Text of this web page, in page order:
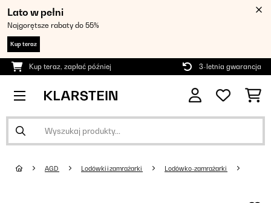
Lato w pełni
Najgorętsze rabaty do 55%
Kup teraz
Kup teraz, zapłać później 3-letnia gwarancja
AGD Lodówki i zamrażarki Lodówko-zamrażarki